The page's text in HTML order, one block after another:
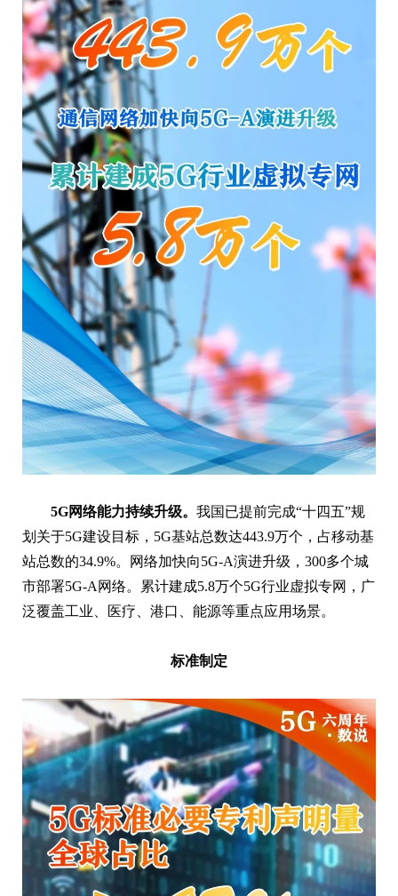
5G网络能力持续升级。 我国已提前完成“十四五”规
划关于5G建设目标，5G基站总数达443.9万个，占移动基
站总数的34.9%。网络加快向5G-A演进升级，300多个城
市部署5G-A网络。累计建成5.8万个5G行业虚拟专网，广
泛覆盖工业、医疗、港口、能源等重点应用场景。
标准制定